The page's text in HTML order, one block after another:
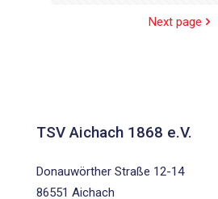
Next page
TSV Aichach 1868 e.V.
Donauwörther Straße 12-14
86551 Aichach